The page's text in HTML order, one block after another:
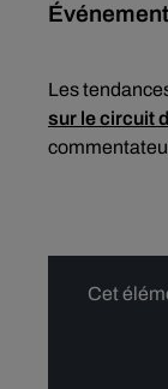
Les
sur le circuit
Cet